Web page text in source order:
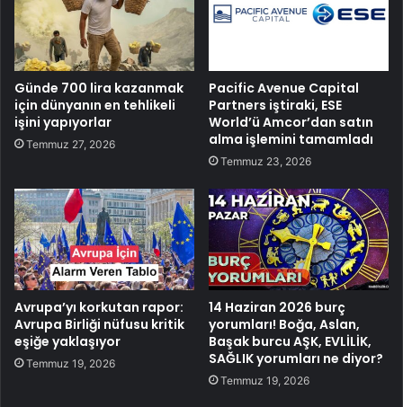
Günde 700 lira kazanmak
için dünyanın en tehlikeli
işini yapıyorlar
Temmuz 27, 2026
Pacific Avenue Capital
Partners iştiraki, ESE
World’ü Amcor’dan satın
alma işlemini tamamladı
Temmuz 23, 2026
Avrupa’yı korkutan rapor:
Avrupa Birliği nüfusu kritik
eşiğe yaklaşıyor
Temmuz 19, 2026
14 Haziran 2026 burç
yorumları! Boğa, Aslan,
Başak burcu AŞK, EVLİLİK,
SAĞLIK yorumları ne diyor?
Temmuz 19, 2026